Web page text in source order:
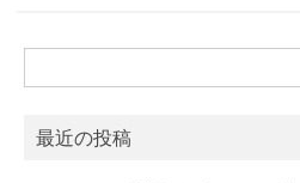
索:
最近の投稿